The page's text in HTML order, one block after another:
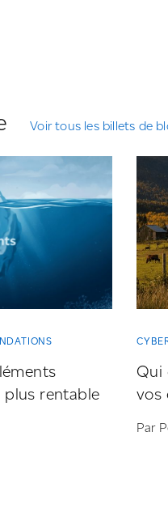
Voir tous les billets de
plus rentable
Qui
vos
Par